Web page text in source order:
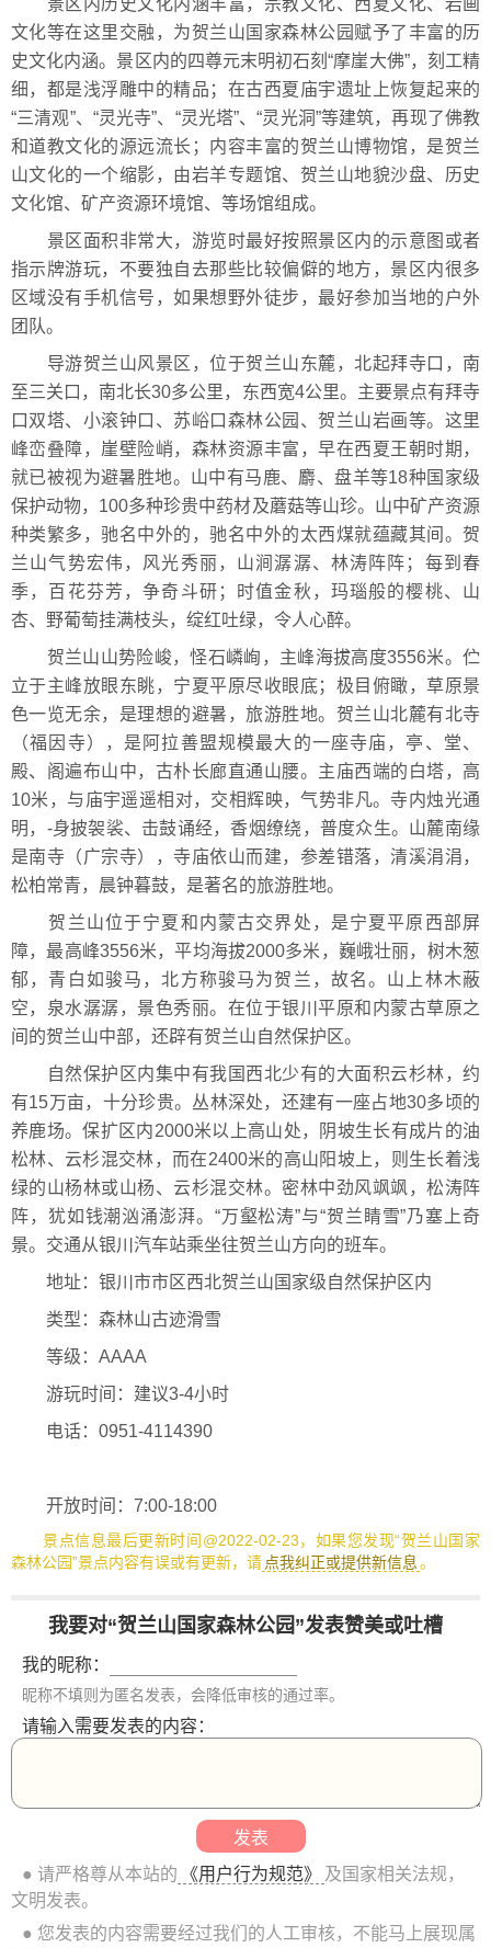
景区内历史文化内涵丰富，宗教文化、西夏文化、岩画
文化等在这里交融，为贺兰山国家森林公园赋予了丰富的历
史文化内涵。景区内的四尊元末明初石刻“摩崖大佛”，刻工精
细，都是浅浮雕中的精品；在古西夏庙宇遗址上恢复起来的
“三清观”、“灵光寺”、“灵光塔”、“灵光洞”等建筑，再现了佛教
和道教文化的源远流长；内容丰富的贺兰山博物馆，是贺兰
山文化的一个缩影，由岩羊专题馆、贺兰山地貌沙盘、历史
文化馆、矿产资源环境馆、等场馆组成。
景区面积非常大，游览时最好按照景区内的示意图或者
指示牌游玩，不要独自去那些比较偏僻的地方，景区内很多
区域没有手机信号，如果想野外徒步，最好参加当地的户外
团队。
导游贺兰山风景区，位于贺兰山东麓，北起拜寺口，南
至三关口，南北长30多公里，东西宽4公里。主要景点有拜寺
口双塔、小滚钟口、苏峪口森林公园、贺兰山岩画等。这里
峰峦叠障，崖壁险峭，森林资源丰富，早在西夏王朝时期，
就已被视为避暑胜地。山中有马鹿、麝、盘羊等18种国家级
保护动物，100多种珍贵中药材及蘑菇等山珍。山中矿产资源
种类繁多，驰名中外的，驰名中外的太西煤就蕴藏其间。贺
兰山气势宏伟，风光秀丽，山涧潺潺、林涛阵阵；每到春
季，百花芬芳，争奇斗研；时值金秋，玛瑙般的樱桃、山
杏、野葡萄挂满枝头，绽红吐绿，令人心醉。
贺兰山山势险峻，怪石嶙峋，主峰海拔高度3556米。伫
立于主峰放眼东眺，宁夏平原尽收眼底；极目俯瞰，草原景
色一览无余，是理想的避暑，旅游胜地。贺兰山北麓有北寺
（福因寺），是阿拉善盟规模最大的一座寺庙，亭、堂、
殿、阁遍布山中，古朴长廊直通山腰。主庙西端的白塔，高
10米，与庙宇遥遥相对，交相辉映，气势非凡。寺内烛光通
明，-身披袈裟、击鼓诵经，香烟缭绕，普度众生。山麓南缘
是南寺（广宗寺），寺庙依山而建，参差错落，清溪涓涓，
松柏常青，晨钟暮鼓，是著名的旅游胜地。
贺兰山位于宁夏和内蒙古交界处，是宁夏平原西部屏
障，最高峰3556米，平均海拔2000多米，巍峨壮丽，树木葱
郁，青白如骏马，北方称骏马为贺兰，故名。山上林木蔽
空，泉水潺潺，景色秀丽。在位于银川平原和内蒙古草原之
间的贺兰山中部，还辟有贺兰山自然保护区。
自然保护区内集中有我国西北少有的大面积云杉林，约
有15万亩，十分珍贵。丛林深处，还建有一座占地30多顷的
养鹿场。保扩区内2000米以上高山处，阴坡生长有成片的油
松林、云杉混交林，而在2400米的高山阳坡上，则生长着浅
绿的山杨林或山杨、云杉混交林。密林中劲风飒飒，松涛阵
阵，犹如钱潮汹涌澎湃。“万壑松涛”与“贺兰睛雪”乃塞上奇
景。交通从银川汽车站乘坐往贺兰山方向的班车。
地址：银川市市区西北贺兰山国家级自然保护区内
类型：森林山古迹滑雪
等级：AAAA
游玩时间：建议3-4小时
电话：0951-4114390
开放时间：7:00-18:00
景点信息最后更新时间@2022-02-23，如果您发现“贺兰山国家
森林公园”景点内容有误或有更新，请 点我纠正或提供新信息。
我要对“贺兰山国家森林公园”发表赞美或吐槽
我的昵称：
昵称不填则为匿名发表，会降低审核的通过率。
请输入需要发表的内容：
● 请严格尊从本站的 《用户行为规范》
及国家相关法规，
文明发表。
● 您发表的内容需要经过我们的人工审核，不能马上展现属